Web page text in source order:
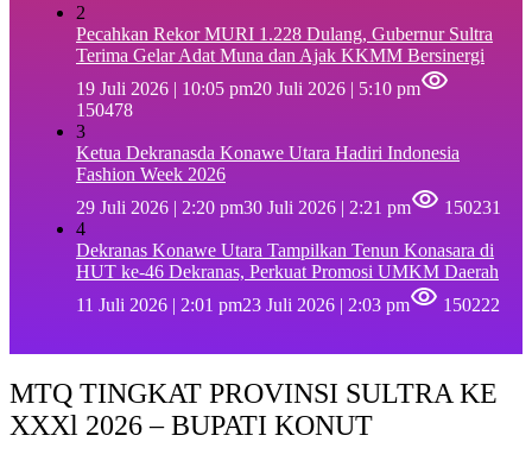
2
Pecahkan Rekor MURI 1.228 Dulang, Gubernur Sultra
Terima Gelar Adat Muna dan Ajak KKMM Bersinergi
19 Juli 2026 | 10:05 pm20 Juli 2026 | 5:10 pm
150478
3
Ketua Dekranasda Konawe Utara Hadiri Indonesia
Fashion Week 2026
29 Juli 2026 | 2:20 pm30 Juli 2026 | 2:21 pm
150231
4
Dekranas Konawe Utara Tampilkan Tenun Konasara di
HUT ke-46 Dekranas, Perkuat Promosi UMKM Daerah
11 Juli 2026 | 2:01 pm23 Juli 2026 | 2:03 pm 150222
MTQ TINGKAT PROVINSI SULTRA KE
XXXl 2026 – BUPATI KONUT